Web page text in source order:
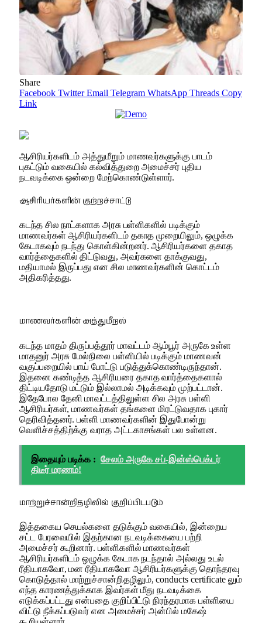
Share
Facebook Twitter Email Telegram WhatsApp Threads Copy
Link
ஆசிரியர்களிடம் அத்துமீறும் மாணவர்களுக்கு பாடம்
புகட்டும் வகையில் கல்வித்துறை அமைச்சர் புதிய
நடவடிக்கை ஒன்றை மேற்கொண்டுள்ளார்.
ஆசிரியர்களின் குற்றச்சாட்டு
கடந்த சில நாட்களாக அரசு பள்ளிகளில் படிக்கும்
மாணவர்கள் ஆசிரியர்களிடம் தகாத முறையிலும், ஒழுக்க
கேடாகவும் நடந்து கொள்கின்றனர். ஆசிரியர்களை தகாத
வார்த்தைகளில் திட்டுவது, அவர்களை தாக்குவது,
மதியாமல் இருப்பது என சில மாணவர்களின் கொட்டம்
அதிகரித்தது.
மாணவர்களின் அத்துமீறல்
கடந்த மாதம் திருப்பத்தூர் மாவட்டம் ஆம்பூர் அருகே உள்ள
மாதனுர் அரசு மேல்நிலை பள்ளியில் படிக்கும் மாணவன்
வகுப்பறையில் பாய் போட்டு படுத்துக்கொண்டிருந்தான்.
இதனை கண்டித்த ஆசிரியரை தகாத வார்த்தைகளால்
திட்டியதோடு மட்டும் இல்லாமல் அடிக்கவும் முற்பட்டான்.
இதேபோல தேனி மாவட்டத்திலுள்ள சில அரசு பள்ளி
ஆசிரியர்கள், மாணவர்கள் தங்களை மிரட்டுவதாக புகார்
தெரிவித்தனர். பள்ளி மாணவர்களின் இதுபோன்று
வெளிச்சத்திற்க்கு வராத அட்டகாசங்கள் பல உள்ளன.
இதையும் படிக்க : சேலம் அருகே சப்-இன்ஸ்பெக்டர்
திடீர் மரணம்!
மாற்றுச்சான்றிதழிலில் குறிப்பிடபடும்
இத்தகைய செயல்களை தடுக்கும் வகையில், இன்றைய
சட்ட பேரவையில் இதற்கான நடவடிக்கையை பற்றி
அமைச்சர் கூறினார். பள்ளிகளில் மாணவர்கள்
ஆசிரியர்களிடம் ஒழுக்க கேடாக நடந்தால் அல்லது உடல்
ரீதியாகவோ, மன ரீதியாகவோ ஆசிரியர்களுக்கு தொந்தரவு
கொடுத்தால் மாற்றுச்சான்றிதழிலும், conducts certificate லும்
எந்த காரணத்துக்காக இவர்கள் மீது நடவடிக்கை
எடுக்கப்பட்டது என்பதை குறிப்பிட்டு நிரந்தரமாக பள்ளியை
விட்டு நீக்கப்படுவர் என அமைச்சர் அன்பில் மகேஷ்